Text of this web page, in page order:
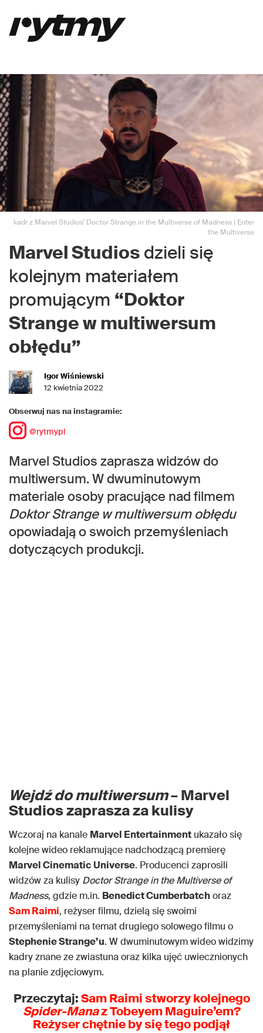
kadr z Marvel Studios' Doctor Strange in the Multiverse of Madness | Enter
the Multiverse
Marvel Studios dzieli się
kolejnym materiałem
promującym “Doktor
Strange w multiwersum
obłędu”
Igor Wiśniewski
12 kwietnia 2022
Obserwuj nas na instagramie:
@rytmypl
Marvel Studios zaprasza widzów do
multiwersum. W dwuminutowym
materiale osoby pracujące nad filmem
Doktor Strange w multiwersum obłędu
opowiadają o swoich przemyśleniach
dotyczących produkcji.
Wejdź do multiwersum– Marvel
Studios zaprasza za kulisy
Wczoraj na kanale Marvel Entertainment ukazało się
kolejne wideo reklamujące nadchodzącą premierę
Marvel Cinematic Universe. Producenci zaprosili
widzów za kulisy Doctor Strange in the Multiverse of
Madness, gdzie m.in. Benedict Cumberbatchoraz
Sam Raimi, reżyser filmu, dzielą się swoimi
przemyśleniami na temat drugiego solowego filmu o
Stephenie Strange’u. W dwuminutowym wideo widzimy
kadry znane ze zwiastuna oraz kilka ujęć uwiecznionych
na planie zdjęciowym.
Przeczytaj:Sam Raimi stworzy kolejnego
Spider-Manaz Tobeyem Maguire’em?
Reżyser chętnie by się tego podjął